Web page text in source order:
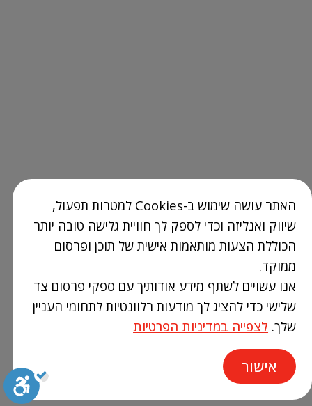
האתר עושה שימוש ב-Cookies למטרות תפעול,
שיווק ואנליזה וכדי לספק לך חוויית גלישה טובה יותר
הכוללת הצעות מותאמות אישית של תוכן ופרסום
ממוקד.
אנו עשויים לשתף מידע אודותיך עם ספקי פרסום צד
שלישי כדי להציג לך מודעות רלוונטיות לתחומי העניין
שלך. לצפייה במדיניות הפרטיות
אישור